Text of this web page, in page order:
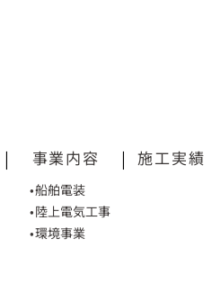
| 事業内容
•船舶電装
•陸上電気工事
•環境事業
| 施工実績